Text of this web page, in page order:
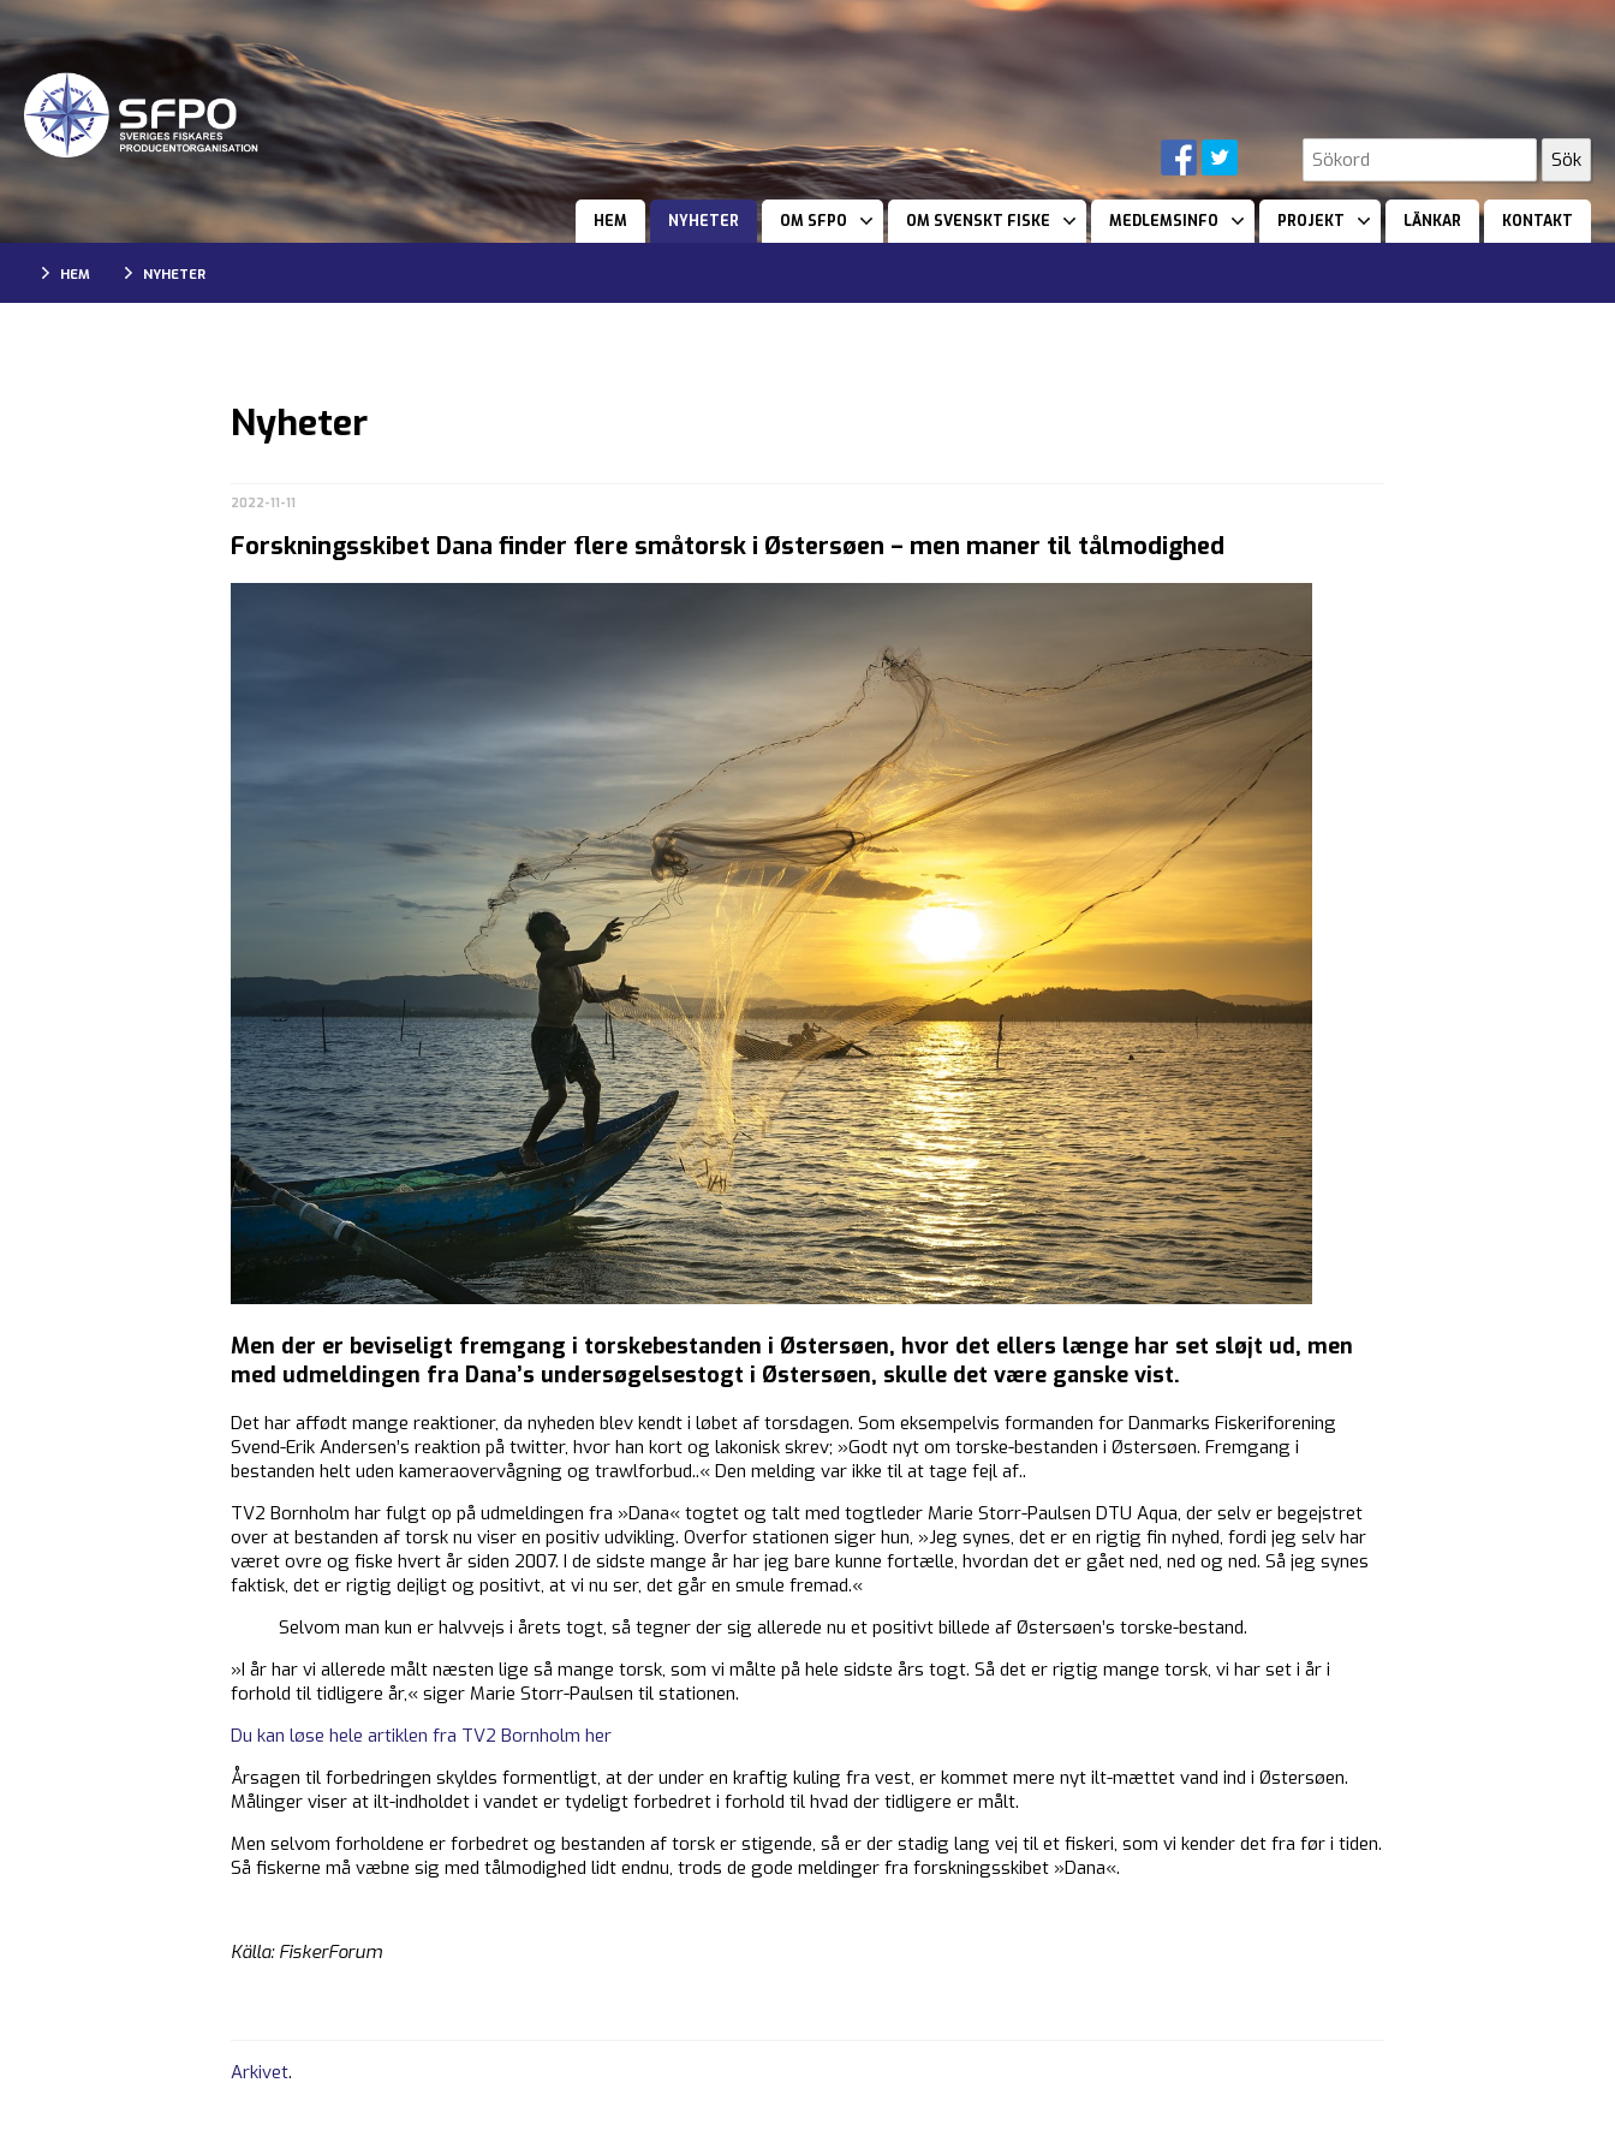
HEM NYHETER OM SFPO OM SVENSKT FISKE MEDLEMSINFO PROJEKT LÄNKAR KONTAKT
HEM NYHETER
Nyheter
2022-11-11
Forskningsskibet Dana finder flere småtorsk i Østersøen – men maner til tålmodighed
Men der er beviseligt fremgang i torskebestanden i Østersøen, hvor det ellers længe har set sløjt ud, men
med udmeldingen fra Dana’s undersøgelsestogt i Østersøen, skulle det være ganske vist.
Det har affødt mange reaktioner, da nyheden blev kendt i løbet af torsdagen. Som eksempelvis formanden for Danmarks Fiskeriforening
Svend-Erik Andersen’s reaktion på twitter, hvor han kort og lakonisk skrev; »Godt nyt om torske-bestanden i Østersøen. Fremgang i
bestanden helt uden kameraovervågning og trawlforbud..« Den melding var ikke til at tage fejl af..
TV2 Bornholm har fulgt op på udmeldingen fra »Dana« togtet og talt med togtleder Marie Storr-Paulsen DTU Aqua, der selv er begejstret
over at bestanden af torsk nu viser en positiv udvikling. Overfor stationen siger hun, »Jeg synes, det er en rigtig fin nyhed, fordi jeg selv har
været ovre og fiske hvert år siden 2007. I de sidste mange år har jeg bare kunne fortælle, hvordan det er gået ned, ned og ned. Så jeg synes
faktisk, det er rigtig dejligt og positivt, at vi nu ser, det går en smule fremad.«
Selvom man kun er halvvejs i årets togt, så tegner der sig allerede nu et positivt billede af Østersøen’s torske-bestand.
»I år har vi allerede målt næsten lige så mange torsk, som vi målte på hele sidste års togt. Så det er rigtig mange torsk, vi har set i år i
forhold til tidligere år,« siger Marie Storr-Paulsen til stationen.
Du kan løse hele artiklen fra TV2 Bornholm her
Årsagen til forbedringen skyldes formentligt, at der under en kraftig kuling fra vest, er kommet mere nyt ilt-mættet vand ind i Østersøen.
Målinger viser at ilt-indholdet i vandet er tydeligt forbedret i forhold til hvad der tidligere er målt.
Men selvom forholdene er forbedret og bestanden af torsk er stigende, så er der stadig lang vej til et fiskeri, som vi kender det fra før i tiden.
Så fiskerne må væbne sig med tålmodighed lidt endnu, trods de gode meldinger fra forskningsskibet »Dana«.
Källa: FiskerForum
Arkivet.